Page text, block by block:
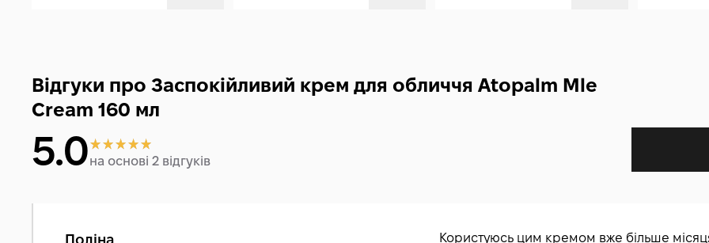
Відгуки про Заспокійливий крем для обличчя Atopalm Mle
Cream 160 мл
5.0на основі 2 відгуків
Поліна Користуюсь цим кремом вже більше